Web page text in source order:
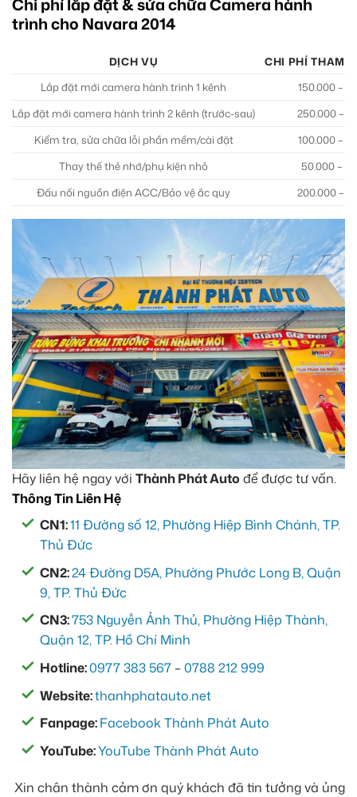
Chi phí lắp đặt & sửa chữa Camera hành
trình cho Navara 2014
DỊCH VỤ
CHI PHÍ THAM
Lắp đặt mới camera hành trình 1 kênh
150.000 –
Lắp đặt mới camera hành trình 2 kênh (trước-sau)
250.000 –
Kiểm tra, sửa chữa lỗi phần mềm/cài đặt
100.000 –
Thay thế thẻ nhớ/phụ kiện nhỏ
50.000 –
Đấu nối nguồn điện ACC/Bảo vệ ắc quy
200.000 –
Hãy liên hệ ngay với Thành Phát Auto để được tư vấn.
Thông Tin Liên Hệ
CN1:11 Đường số 12, Phường Hiệp Bình Chánh, TP.
Thủ Đức
CN2:24 Đường D5A, Phường Phước Long B, Quận
9, TP. Thủ Đức
CN3:753 Nguyễn Ảnh Thủ, Phường Hiệp Thành,
Quận 12, TP. Hồ Chí Minh
Hotline:0977 383 567 –0788 212 999
Website:thanhphatauto.net
Fanpage:Facebook Thành Phát Auto
YouTube:YouTube Thành Phát Auto
Xin chân thành cảm ơn quý khách đã tin tưởng và ủng